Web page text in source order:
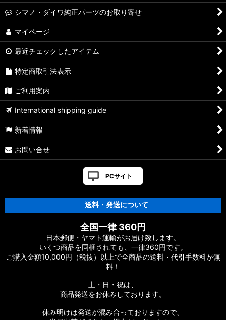
シマノ・ダイワ純正パーツのお取り寄せ
マイページ
最近チェックしたアイテム
特定商取引法表示
ご利用案内
International shipping guide
新着情報
お問い合せ
PCサイト
送料・発送について
全国一律 360円
日本郵便・ヤマト運輸がお届け致します。
いくつ商品を同梱されても、一律360円です。
ご購入金額10,000円（税抜）以上で全商品の送料・代引手数料が無
料！
土・日・祝は、
商品発送をお休みしております。
休み明けは発送が混み合っておりますので、